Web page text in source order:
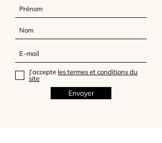
J’accepte les termes et conditions du
site
Envoyer